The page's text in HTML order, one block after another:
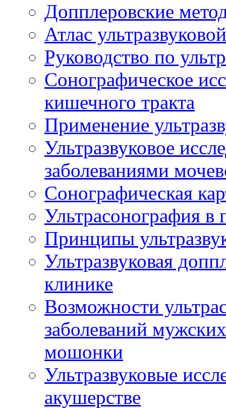
Допплеровские
Атлас
Руководство по
Сонографическое
кишечного тракта
Применение
Ультразвуковое
заболеваниями
Сонографическая
Ультрасонография в
Принципы
Ультразвуковая
клинике
Возможности
заболеваний
мошонки
Ультразвуковые
акушерстве